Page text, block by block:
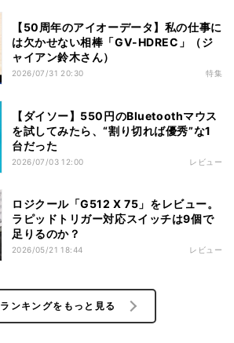
【50周年のアイオーデータ】私の仕事に
は欠かせない相棒「GV-HDREC」（ジ
ャイアン鈴木さん）
2026/07/31 20:30 特集
【ダイソー】550円のBluetoothマウス
を試してみたら、“割り切れば優秀”な1
台だった
2026/07/03 12:00 レビュー
ロジクール「G512 X 75」をレビュー。
ラピッドトリガー対応スイッチは9個で
足りるのか？
2026/05/21 18:44 レビュー
ランキングをもっと見る